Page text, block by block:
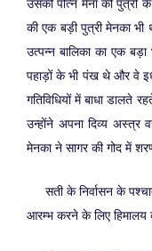
उसकी पत्नि मैना की पुत्री
की एक बड़ी पुत्री मेनका भी
उत्पन्न बालिका का एक बड़ा
पहाड़ों के भी पंख थे और वे
गतिविधियों में बाधा
उन्होंने अपना दिव्य
मेनका ने सागर की गोद में
सती के निर्वासन के
आरम्भ करने के लिए